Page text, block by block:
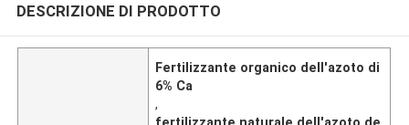
DESCRIZIONE DI PRODOTTO
Fertilizzante organico dell'azoto di
6% Ca
,
fertilizzante naturale dell'azoto de